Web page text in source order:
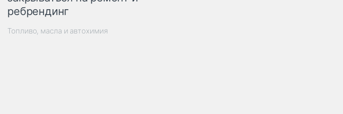
ребрендинг
Топливо, масла и автохимия